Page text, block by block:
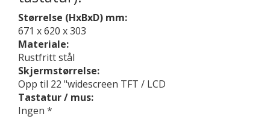
Størrelse (HxBxD) mm:
671 x 620 x 303
Materiale:
Rustfritt stål
Skjermstørrelse:
Opp til 22 "widescreen TFT / LCD
Tastatur / mus:
Ingen *